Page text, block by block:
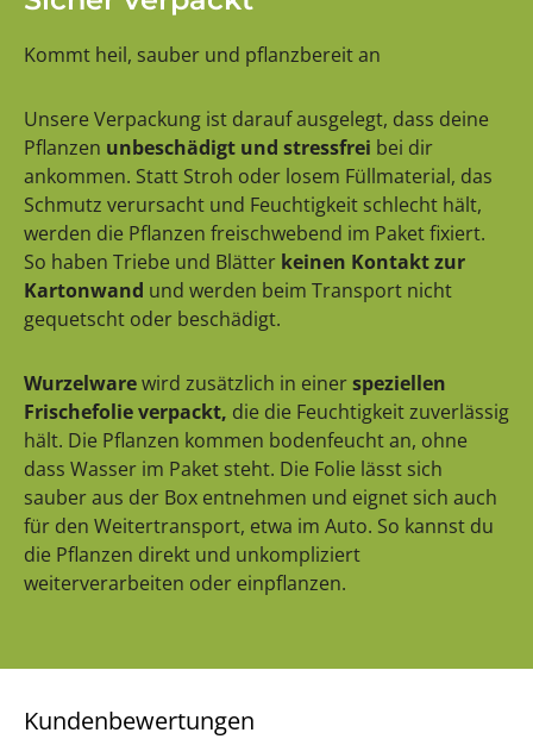
Kommt heil, sauber und pflanzbereit an
Unsere Verpackung ist darauf ausgelegt, dass deine
Pflanzen unbeschädigt und stressfrei bei dir
ankommen. Statt Stroh oder losem Füllmaterial, das
Schmutz verursacht und Feuchtigkeit schlecht hält,
werden die Pflanzen freischwebend im Paket fixiert.
So haben Triebe und Blätter keinen Kontakt zur
Kartonwand und werden beim Transport nicht
gequetscht oder beschädigt.
Wurzelwarewird zusätzlich in einerspeziellen
Frischefolie verpackt, die die Feuchtigkeit zuverlässig
hält. Die Pflanzen kommen bodenfeucht an, ohne
dass Wasser im Paket steht. Die Folie lässt sich
sauber aus der Box entnehmen und eignet sich auch
für den Weitertransport, etwa im Auto. So kannst du
die Pflanzen direkt und unkompliziert
weiterverarbeiten oder einpflanzen.
Kundenbewertungen